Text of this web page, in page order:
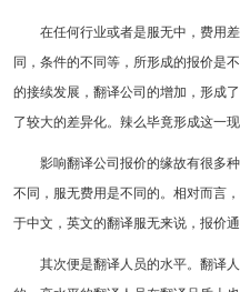
在任何行业或者是服无中，费用差
同，条件的不同等，所形成的报价是
的接续发展，翻译公司的增加，形成
了较大的差异化。辣么毕竟形成这一
影响翻译公司报价的缘故有很多种
不同，服无费用是不同的。相对而言
于中文，英文的翻译服无来说，报价通
其次便是翻译人员的水平。翻译人